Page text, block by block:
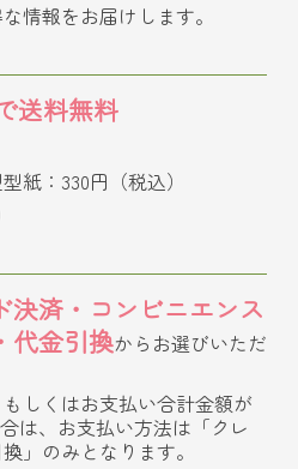
情報をお届けします。
送料無料
紙：330円（税込）
決済・コンビニエンス
代金引換からお選びいただ
しくはお支払い合計金額が
は、お支払い方法は「クレ
」のみとなります。